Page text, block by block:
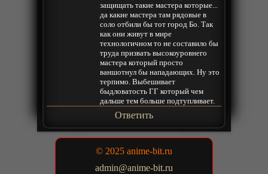
защищать такие мастера которые...
да какие мастера там рядовые в
соло отбили бы тот город Бо. Так
как они живут в мире
технологичном то не составило бы
труда призвать высокоуровнего
мастера который просто
ваншотнул бы нападающих. Ну это
терпимо. Выбешивает
быдловатость ГГ который чем
дальше тем больше подтупливает.
Ответить
© 2025 anime-bit.ru
admin@anime-bit.ru